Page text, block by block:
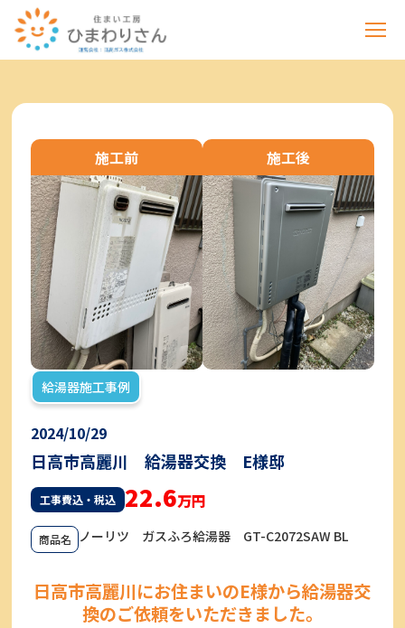
施工前 施工後
給湯器施工事例
2024/10/29
日高市高麗川 給湯器交換 E様邸
工事費込・税込 22.6万円
商品名 ノーリツ ガスふろ給湯器 GT-C2072SAW BL
日高市高麗川にお住まいのE様から給湯器交
換のご依頼をいただきました。